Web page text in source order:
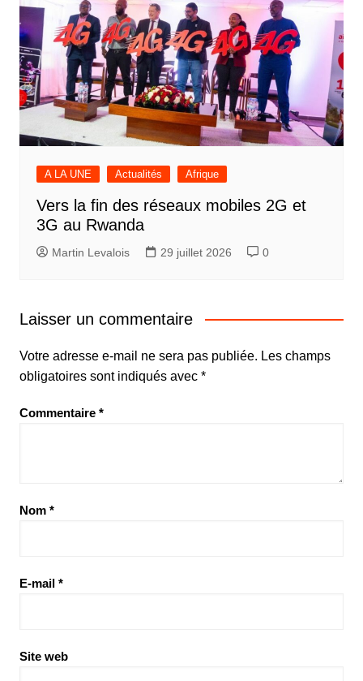
A LA UNE Actualités Afrique
Vers la fin des réseaux mobiles 2G et
3G au Rwanda
Martin Levalois 29 juillet 2026 0
Laisser un commentaire
Votre adresse e-mail ne sera pas publiée. Les champs
obligatoires sont indiqués avec *
Commentaire *
Nom *
E-mail *
Site web